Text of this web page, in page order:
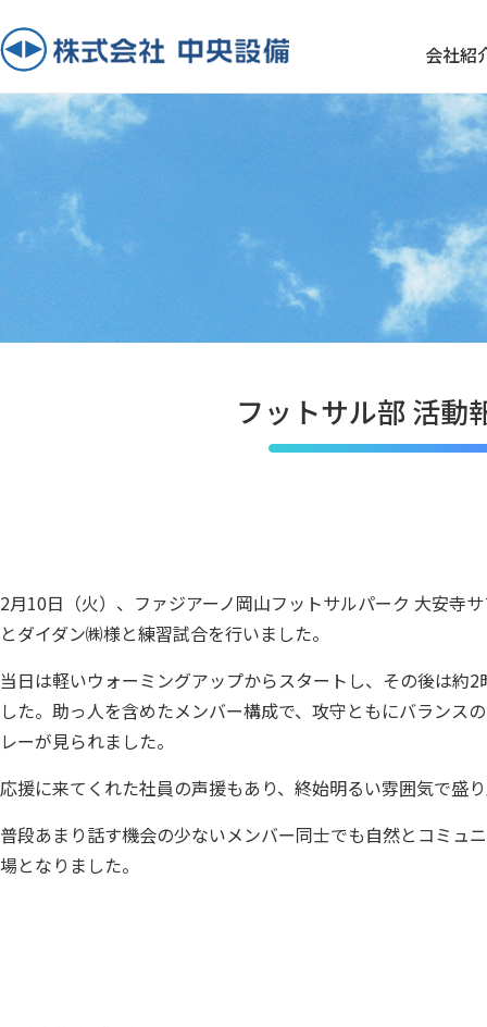
会社紹
フットサル部 活動
2月10日（火）、ファジアーノ岡山フットサルパーク 大安寺
とダイダン㈱様と練習試合を行いました。
当日は軽いウォーミングアップからスタートし、その後は約
した。助っ人を含めたメンバー構成で、攻守ともにバランス
レーが見られました。
応援に来てくれた社員の声援もあり、終始明るい雰囲気で盛
普段あまり話す機会の少ないメンバー同士でも自然とコミュ
場となりました。